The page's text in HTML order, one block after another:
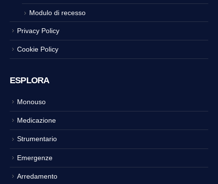
Modulo di recesso
Privacy Policy
Cookie Policy
ESPLORA
Monouso
Medicazione
Strumentario
Emergenze
Arredamento